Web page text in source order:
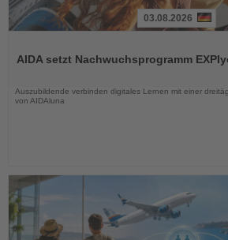
die
03.08.2026
AIDA setzt Nachwuchsprogramm
Auszubildende verbinden digitales Lernen mit einer
von AIDAluna